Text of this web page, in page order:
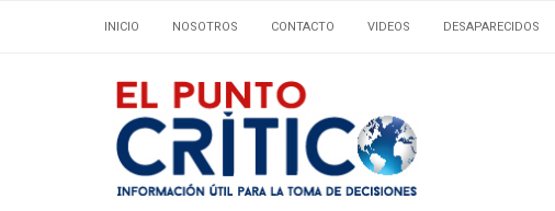
INICIO NOSOTROS CONTACTO VIDEOS DESAPARECIDOS